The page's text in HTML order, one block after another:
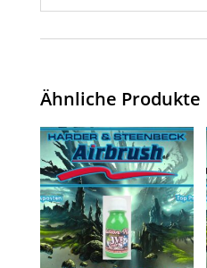
Ähnliche Produkte